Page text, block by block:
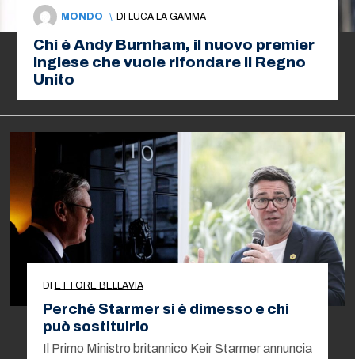
MONDO \ DILUCA LA GAMMA
Chi è Andy Burnham, il nuovo premier
inglese che vuole rifondare il Regno
Unito
DI ETTORE BELLAVIA
Perché Starmer si è dimesso e chi
può sostituirlo
Il Primo Ministro britannico Keir Starmer annuncia